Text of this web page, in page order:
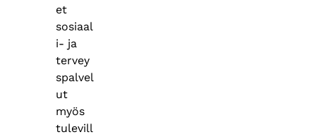
et
sosiaal
i- ja
tervey
spalvel
ut
myös
tulevill